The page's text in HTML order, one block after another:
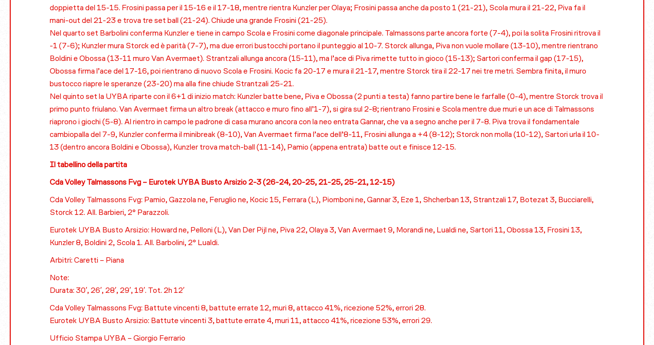
doppietta del 15-15. Frosini passa per il 15-16 e il 17-18, mentre rientra Kunzler per Olaya; Frosini passa anche da posto 1 (21-21), Scola mura il 21-22, Piva fa il
mani-out del 21-23 e trova tre set ball (21-24). Chiude una grande Frosini (21-25).
Nel quarto set Barbolini conferma Kunzler e tiene in campo Scola e Frosini come diagonale principale. Talmassons parte ancora forte (7-4), poi la solita Frosini ritrova il
-1 (7-6); Kunzler mura Storck ed è parità (7-7), ma due errori bustocchi portano il punteggio al 10-7. Storck allunga, Piva non vuole mollare (13-10), mentre rientrano
Boldini e Obossa (13-11 muro Van Avermaet). Strantzali allunga ancora (15-11), ma l’ace di Piva rimette tutto in gioco (15-13); Sartori conferma il gap (17-15),
Obossa firma l’ace del 17-16, poi rientrano di nuovo Scola e Frosini. Kocic fa 20-17 e mura il 21-17, mentre Storck tira il 22-17 nei tre metri. Sembra finita, il muro
bustocco riapre le speranze (23-20) ma alla fine chiude Strantzali 25-21.
Nel quinto set la UYBA riparte con il 6+1 di inizio match: Kunzler batte bene, Piva e Obossa (2 punti a testa) fanno partire bene le farfalle (0-4), mentre Storck trova il
primo punto friulano. Van Avermaet firma un altro break (attacco e muro fino all’1-7), si gira sul 2-8; rientrano Frosini e Scola mentre due muri e un ace di Talmassons
riaprono i giochi (5-8). Al rientro in campo le padrone di casa murano ancora con la neo entrata Gannar, che va a segno anche per il 7-8. Piva trova il fondamentale
cambiopalla del 7-9, Kunzler conferma il minibreak (8-10), Van Avermaet firma l’ace dell’8-11, Frosini allunga a +4 (8-12); Storck non molla (10-12), Sartori urla il 10-
13 (dentro ancora Boldini e Obossa), Kunzler trova match-ball (11-14), Pamio (appena entrata) batte out e finisce 12-15.
Il tabellino della partita
Cda Volley Talmassons Fvg – Eurotek UYBA Busto Arsizio 2-3 (26-24, 20-25, 21-25, 25-21, 12-15)
Cda Volley Talmassons Fvg: Pamio, Gazzola ne, Feruglio ne, Kocic 15, Ferrara (L), Piomboni ne, Gannar 3, Eze 1, Shcherban 13, Strantzali 17, Botezat 3, Bucciarelli,
Storck 12. All. Barbieri, 2° Parazzoli.
Eurotek UYBA Busto Arsizio: Howard ne, Pelloni (L), Van Der Pijl ne, Piva 22, Olaya 3, Van Avermaet 9, Morandi ne, Lualdi ne, Sartori 11, Obossa 13, Frosini 13,
Kunzler 8, Boldini 2, Scola 1. All. Barbolini, 2° Lualdi.
Arbitri: Caretti – Piana
Note:
Durata: 30′, 26′, 28′, 29′, 19′. Tot. 2h 12′
Cda Volley Talmassons Fvg: Battute vincenti 8, battute errate 12, muri 8, attacco 41%, ricezione 52%, errori 28.
Eurotek UYBA Busto Arsizio: Battute vincenti 3, battute errate 4, muri 11, attacco 41%, ricezione 53%, errori 29.
Ufficio Stampa UYBA – Giorgio Ferrario